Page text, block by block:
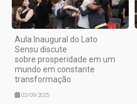
Aula Inaugural do Lato
Sensu discute
sobre prosperidade em um
mundo em constante
transformação
02/09/2025